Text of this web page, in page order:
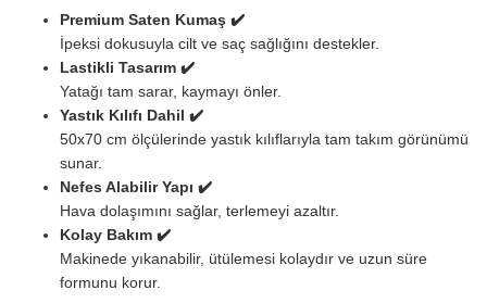
Premium Saten Kumaş ✔️
İpeksi dokusuyla cilt ve saç sağlığını destekler.
Lastikli Tasarım ✔️
Yatağı tam sarar, kaymayı önler.
Yastık Kılıfı Dahil ✔️
50x70 cm ölçülerinde yastık kılıflarıyla tam takım görünümü
sunar.
Nefes Alabilir Yapı ✔️
Hava dolaşımını sağlar, terlemeyi azaltır.
Kolay Bakım ✔️
Makinede yıkanabilir, ütülemesi kolaydır ve uzun süre
formunu korur.